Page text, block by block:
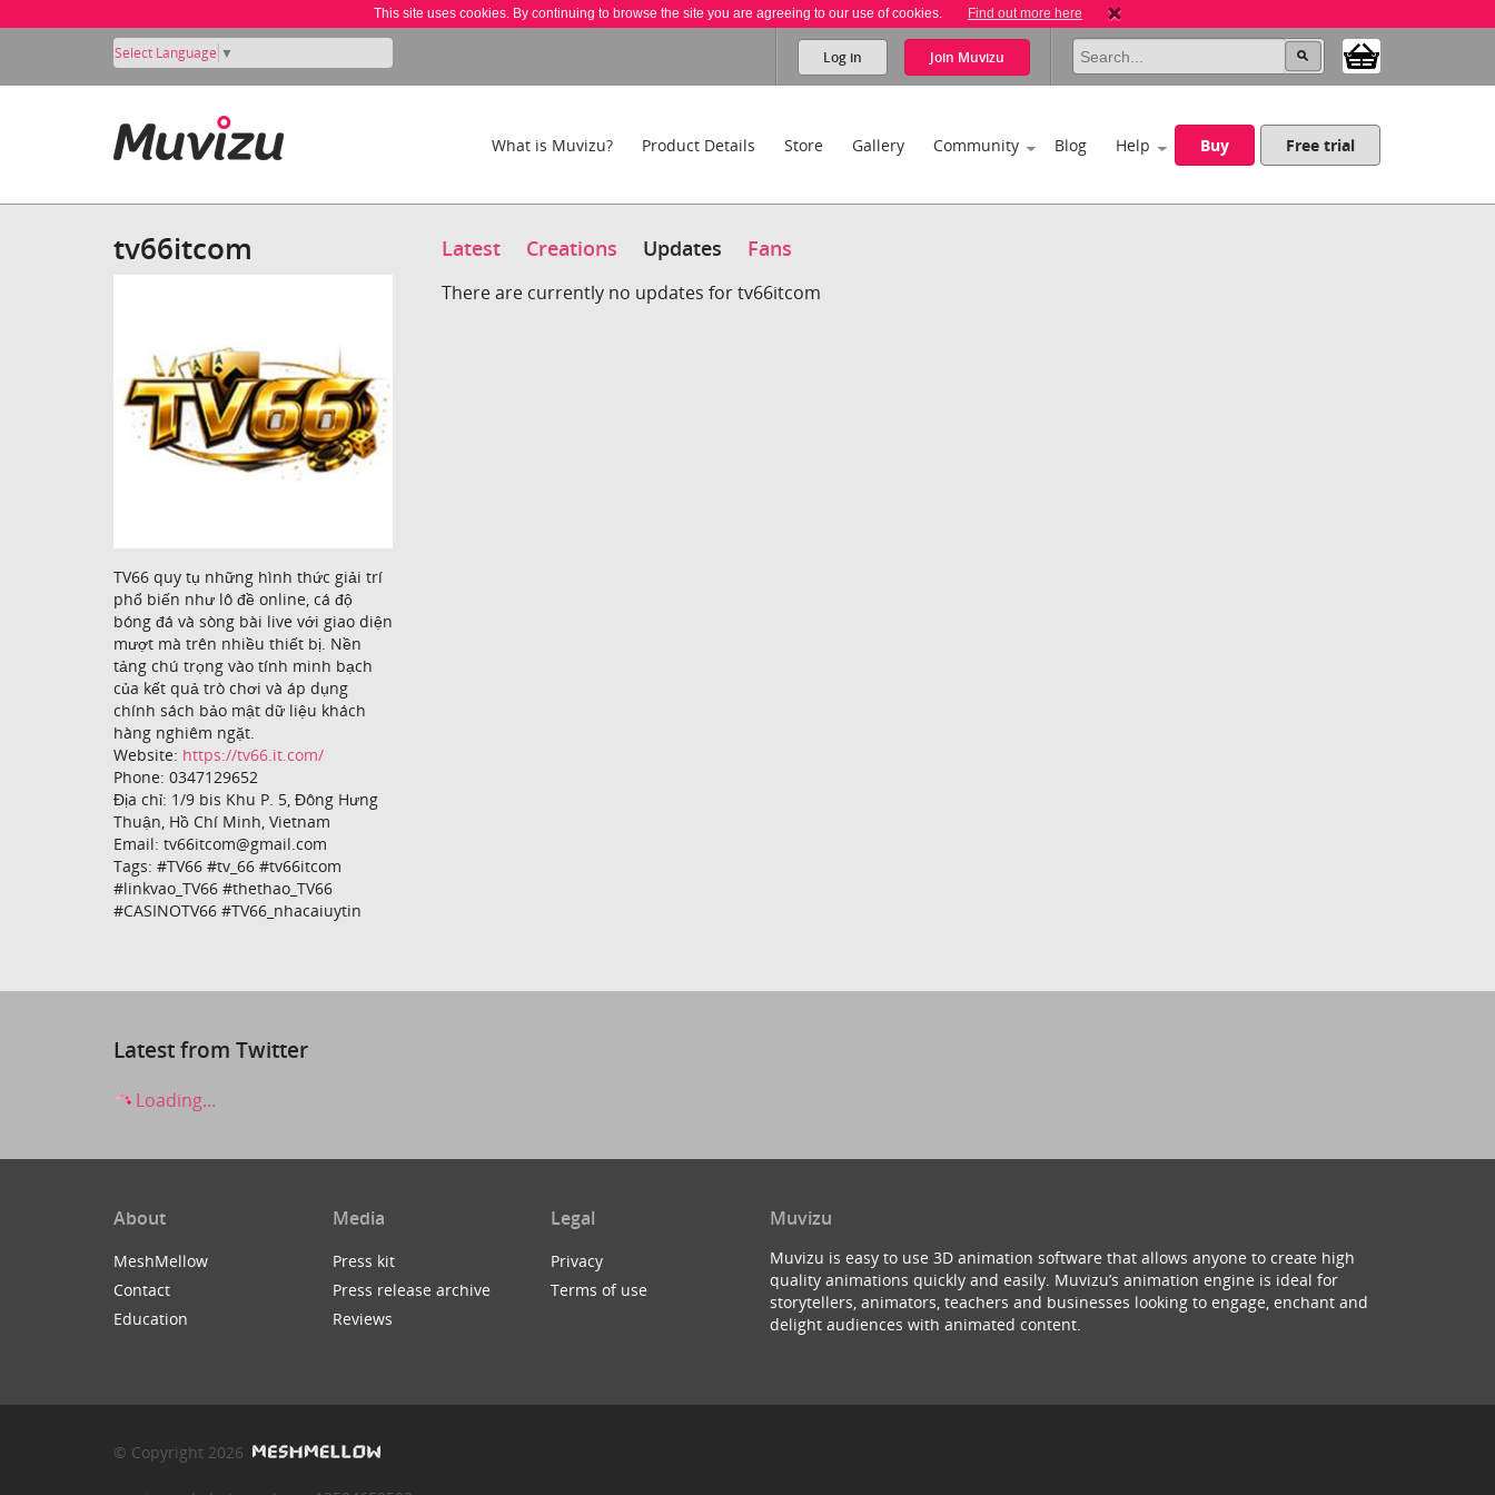
This site uses cookies. By continuing to browse the site you are agreeing to our use of cookies. Find out more here
Select Language ▼ Log in Join Muvizu
What is Muvizu? Product Details Store Gallery Community Blog Help Buy Free trial
tv66itcom
TV66 quy tụ những hình thức giải trí
phổ biến như lô đề online, cá độ
bóng đá và sòng bài live với giao diện
mượt mà trên nhiều thiết bị. Nền
tảng chú trọng vào tính minh bạch
của kết quả trò chơi và áp dụng
chính sách bảo mật dữ liệu khách
hàng nghiêm ngặt.
Website: https://tv66.it.com/
Phone: 0347129652
Địa chỉ: 1/9 bis Khu P. 5, Đông Hưng
Thuận, Hồ Chí Minh, Vietnam
Email: tv66itcom@gmail.com
Tags: #TV66 #tv_66 #tv66itcom
#linkvao_TV66 #thethao_TV66
#CASINOTV66 #TV66_nhacaiuytin
Latest Creations Updates Fans
There are currently no updates for tv66itcom
Latest from Twitter
Loading...
About
MeshMellow
Contact
Education
Media
Press kit
Press release archive
Reviews
Legal
Privacy
Terms of use
Muvizu
Muvizu is easy to use 3D animation software that allows anyone to create high
quality animations quickly and easily. Muvizu’s animation engine is ideal for
storytellers, animators, teachers and businesses looking to engage, enchant and
delight audiences with animated content.
© Copyright 2026